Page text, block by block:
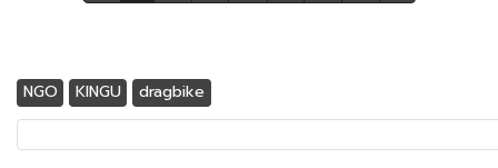
NGO KINGU dragbike